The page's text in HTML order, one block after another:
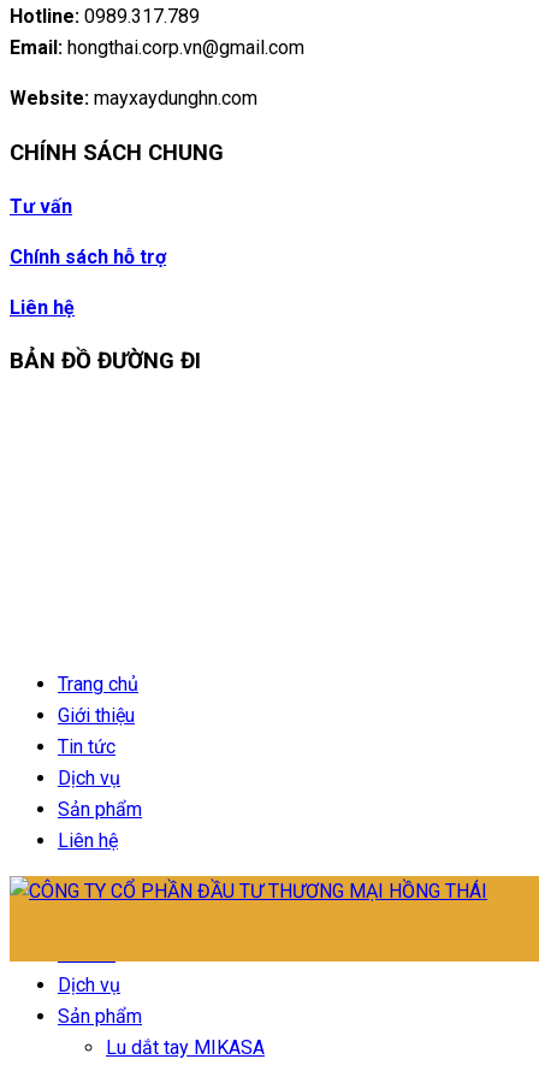
Hotline: 0989.317.789
Email: hongthai.corp.vn@gmail.com
Website: mayxaydunghn.com
CHÍNH SÁCH CHUNG
Tư vấn
Chính sách hỗ trợ
Liên hệ
BẢN ĐỒ ĐƯỜNG ĐI
Trang chủ
Giới thiệu
Tin tức
Dịch vụ
Sản phẩm
Liên hệ
Trang chủ
Dịch vụ
Sản phẩm
Lu dắt tay MIKASA